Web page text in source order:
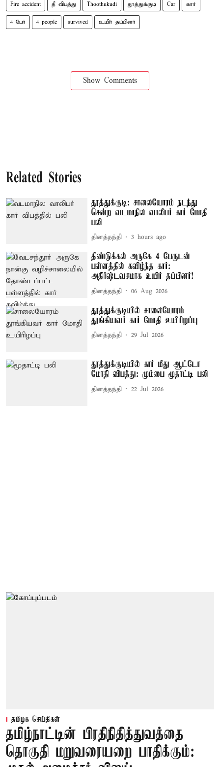
Fire accident தீ விபத்து Thoothukudi தூத்துக்குடி Car கார்
4 பேர் 4 people survived உயிர் தப்பினர்
Show Comments
Related Stories
தூத்துக்குடி: சாலையோரம் நடந்து
சென்ற வடமாநில வாலிபர் கார் மோதி
பலி
தினத்தந்தி 3 hours ago
திண்டுக்கல் அருகே 4 பேருடன்
பள்ளத்தில் கவிழ்ந்த கார்:
அதிர்ஷ்டவசமாக உயிர் தப்பினர்!
தினத்தந்தி 06 Aug 2026
தூத்துக்குடியில் சாலையோரம்
தூங்கியவர் கார் மோதி உயிரிழப்பு
தினத்தந்தி 29 Jul 2026
தூத்துக்குடியில் கார் மீது ஆட்டோ
மோதி விபத்து: மும்பை மூதாட்டி பலி
தினத்தந்தி 22 Jul 2026
தமிழக செய்திகள்
தமிழ்நாட்டின் பிரதிநிதித்துவத்தை
தொகுதி மறுவரையறை பாதிக்கும்: